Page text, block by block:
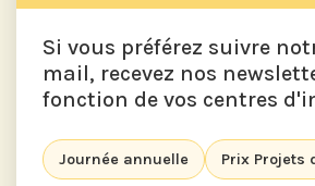
Si vous préférez suivre
mail, recevez nos
fonction de vos centres
Journée annuelle Prix Projets